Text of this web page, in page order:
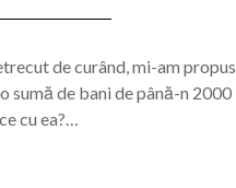
de curând, mi-am propus
sumă de bani de până-n 2000
cu ea?…